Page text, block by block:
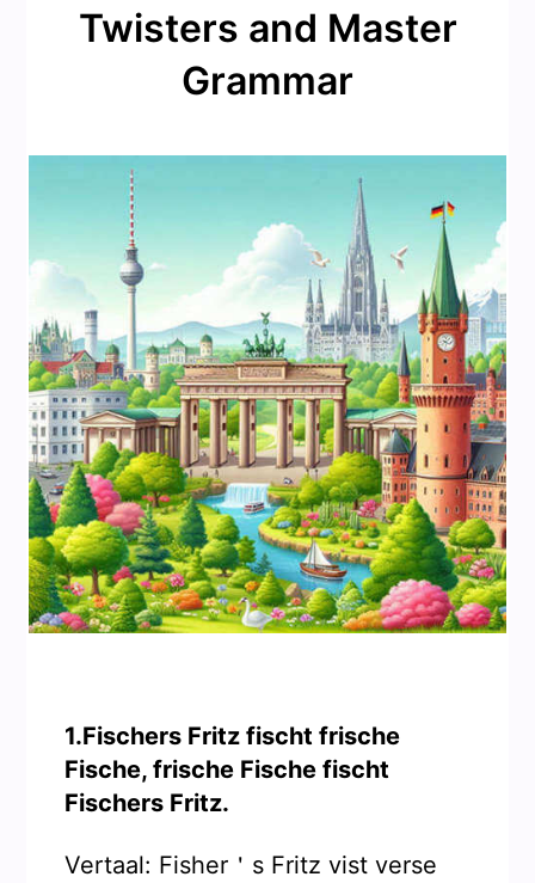
Twisters and Master
Grammar
1.Fischers Fritz fischt frische
Fische, frische Fische fischt
Fischers Fritz.
Vertaal: Fisher＇s Fritz vist verse